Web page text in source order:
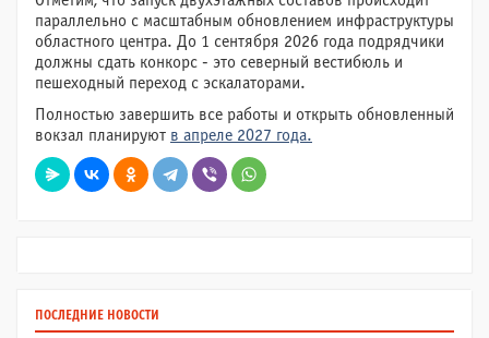
параллельно с масштабным обновлением инфраструктуры
областного центра. До 1 сентября 2026 года подрядчики
должны сдать конкорс - это северный вестибюль и
пешеходный переход с эскалаторами.
Полностью завершить все работы и открыть обновленный
вокзал планируют в апреле 2027 года.
ПОСЛЕДНИЕ НОВОСТИ